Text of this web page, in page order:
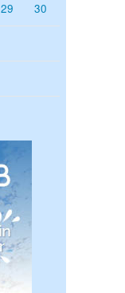
29 30